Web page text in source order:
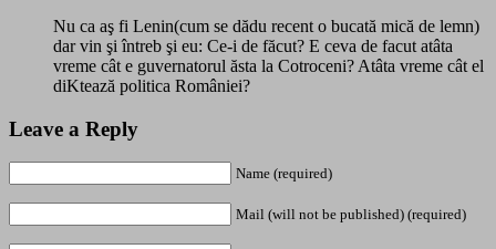
Nu ca aş fi Lenin(cum se dădu recent o bucată mică de lemn)
dar vin şi întreb şi eu: Ce-i de făcut? E ceva de facut atâta
vreme cât e guvernatorul ăsta la Cotroceni? Atâta vreme cât el
diKtează politica României?
Leave a Reply
Name (required)
Mail (will not be published) (required)